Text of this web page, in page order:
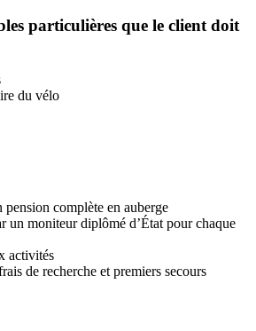
particulières que le client doit
du vélo
pension complète en auberge
un moniteur diplômé d’État pour chaque
activités
de recherche et premiers secours